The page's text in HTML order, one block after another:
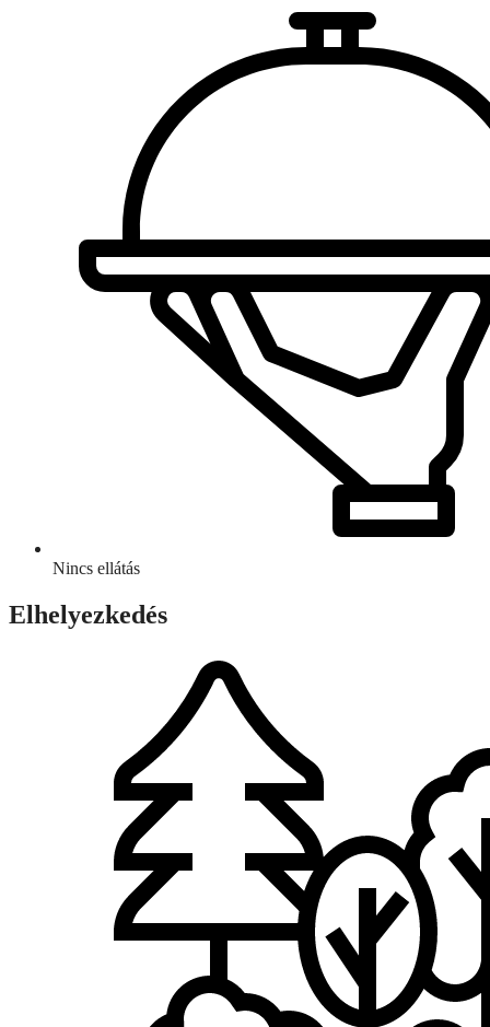
Nincs ellátás
Elhelyezkedés